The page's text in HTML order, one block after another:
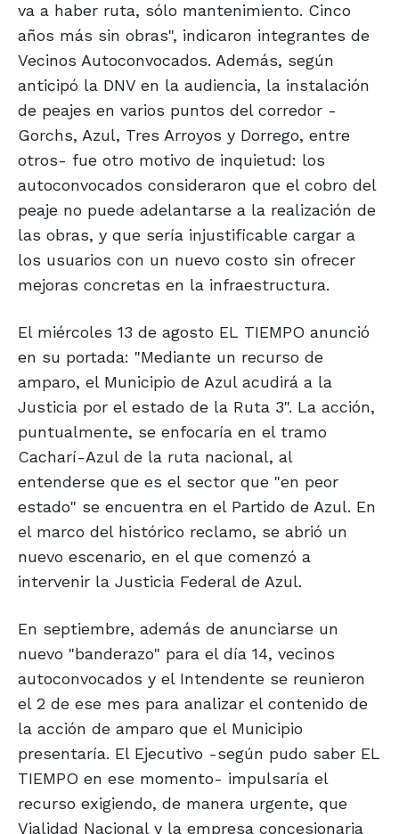
va a haber ruta, sólo mantenimiento. Cinco
años más sin obras", indicaron integrantes de
Vecinos Autoconvocados. Además, según
anticipó la DNV en la audiencia, la instalación
de peajes en varios puntos del corredor -
Gorchs, Azul, Tres Arroyos y Dorrego, entre
otros- fue otro motivo de inquietud: los
autoconvocados consideraron que el cobro del
peaje no puede adelantarse a la realización de
las obras, y que sería injustificable cargar a
los usuarios con un nuevo costo sin ofrecer
mejoras concretas en la infraestructura.
El miércoles 13 de agosto EL TIEMPO anunció
en su portada: "Mediante un recurso de
amparo, el Municipio de Azul acudirá a la
Justicia por el estado de la Ruta 3". La acción,
puntualmente, se enfocaría en el tramo
Cacharí-Azul de la ruta nacional, al
entenderse que es el sector que "en peor
estado" se encuentra en el Partido de Azul. En
el marco del histórico reclamo, se abrió un
nuevo escenario, en el que comenzó a
intervenir la Justicia Federal de Azul.
En septiembre, además de anunciarse un
nuevo "banderazo" para el día 14, vecinos
autoconvocados y el Intendente se reunieron
el 2 de ese mes para analizar el contenido de
la acción de amparo que el Municipio
presentaría. El Ejecutivo -según pudo saber EL
TIEMPO en ese momento- impulsaría el
recurso exigiendo, de manera urgente, que
Vialidad Nacional y la empresa concesionaria